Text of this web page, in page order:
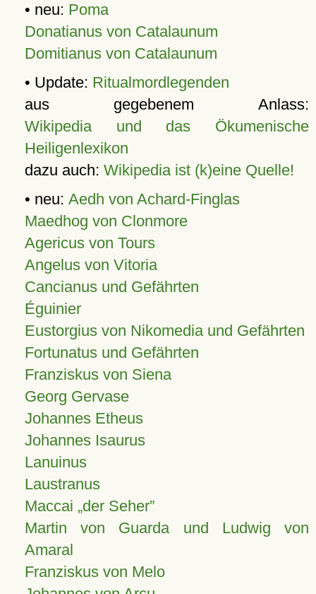
• neu: Poma
Donatianus von Catalaunum
Domitianus von Catalaunum
• Update: Ritualmordlegenden
aus gegebenem Anlass:
Wikipedia und das Ökumenische
Heiligenlexikon
dazu auch: Wikipedia ist (k)eine Quelle!
• neu: Aedh von Achard-Finglas
Maedhog von Clonmore
Agericus von Tours
Angelus von Vitoria
Cancianus und Gefährten
Éguinier
Eustorgius von Nikomedia und Gefährten
Fortunatus und Gefährten
Franziskus von Siena
Georg Gervase
Johannes Etheus
Johannes Isaurus
Lanuinus
Laustranus
Maccai „der Seher”
Martin von Guarda und Ludwig von
Amaral
Franziskus von Melo